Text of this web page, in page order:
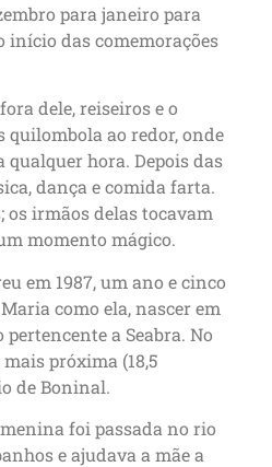
para janeiro para
início das comemorações
dele, reiseiros e o
quilombola ao redor, onde
hora. Depois das
dança e comida farta.
irmãos delas tocavam
momento mágico.
em 1987, um ano e cinco
como ela, nascer em
pertencente a Seabra. No
próxima (18,5
de Boninal.
foi passada no rio
e ajudava a mãe a